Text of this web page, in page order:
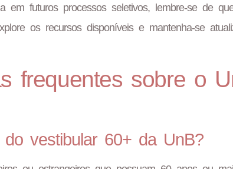
em futuros processos seletivos, lembre-se de
os recursos disponíveis e mantenha-se
frequentes sobre o
vestibular 60+ da UnB?